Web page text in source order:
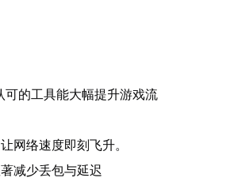
可的工具能大幅提升游戏流
网络速度即刻飞升。
减少丢包与延迟